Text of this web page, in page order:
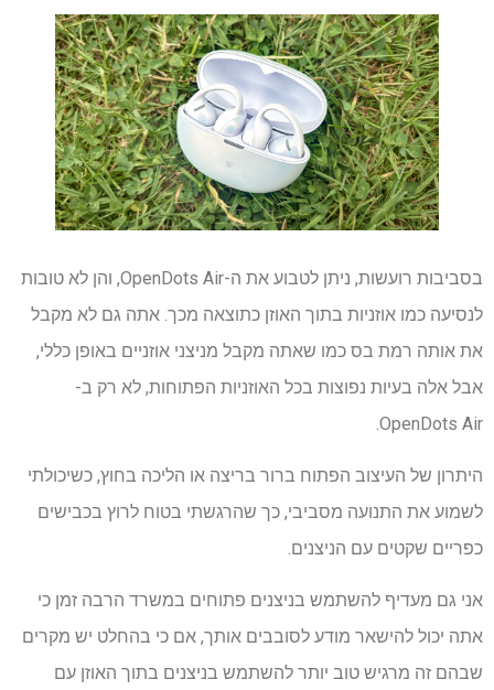
בסביבות רועשות, ניתן לטבוע את ה-OpenDots Air, והן לא טובות
לנסיעה כמו אוזניות בתוך האוזן כתוצאה מכך. אתה גם לא מקבל
את אותה רמת בס כמו שאתה מקבל מניצני אוזניים באופן כללי,
אבל אלה בעיות נפוצות בכל האוזניות הפתוחות, לא רק ב-
OpenDots Air.
היתרון של העיצוב הפתוח ברור בריצה או הליכה בחוץ, כשיכולתי
לשמוע את התנועה מסביבי, כך שהרגשתי בטוח לרוץ בכבישים
כפריים שקטים עם הניצנים.
אני גם מעדיף להשתמש בניצנים פתוחים במשרד הרבה זמן כי
אתה יכול להישאר מודע לסובבים אותך, אם כי בהחלט יש מקרים
שבהם זה מרגיש טוב יותר להשתמש בניצנים בתוך האוזן עם